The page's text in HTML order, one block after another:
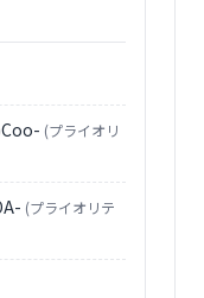
(プライオリ
(プライオリテ